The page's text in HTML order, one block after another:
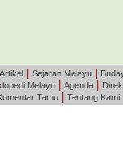
Artikel Sejarah Melayu
Melayu Agenda
Tamu
Tentang Kami